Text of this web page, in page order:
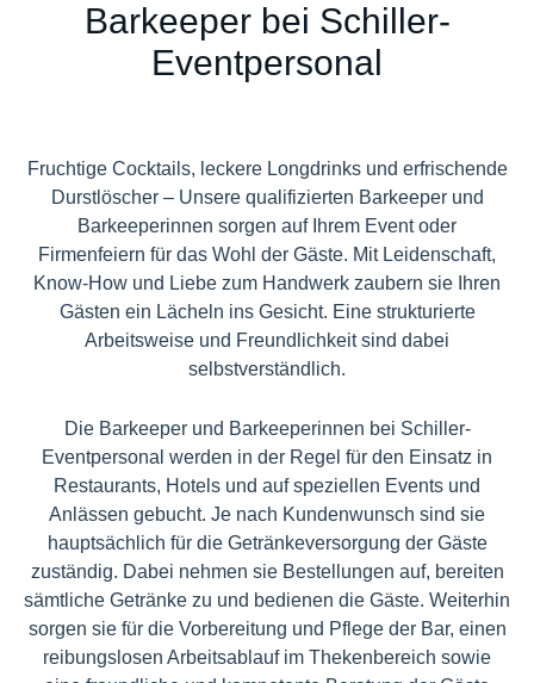
Barkeeper bei Schiller-
Eventpersonal
Fruchtige Cocktails, leckere Longdrinks und erfrischende
Durstlöscher – Unsere qualifizierten Barkeeper und
Barkeeperinnen sorgen auf Ihrem Event oder
Firmenfeiern für das Wohl der Gäste. Mit Leidenschaft,
Know-How und Liebe zum Handwerk zaubern sie Ihren
Gästen ein Lächeln ins Gesicht. Eine strukturierte
Arbeitsweise und Freundlichkeit sind dabei
selbstverständlich.
Die Barkeeper und Barkeeperinnen bei Schiller-
Eventpersonal werden in der Regel für den Einsatz in
Restaurants, Hotels und auf speziellen Events und
Anlässen gebucht. Je nach Kundenwunsch sind sie
hauptsächlich für die Getränkeversorgung der Gäste
zuständig. Dabei nehmen sie Bestellungen auf, bereiten
sämtliche Getränke zu und bedienen die Gäste. Weiterhin
sorgen sie für die Vorbereitung und Pflege der Bar, einen
reibungslosen Arbeitsablauf im Thekenbereich sowie